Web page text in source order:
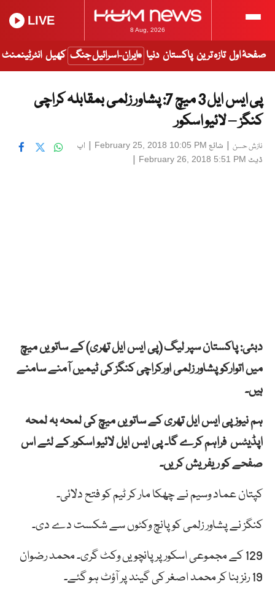
8 Aug, 2026
LIVE
صفحۂ اول تازہ ترین پاکستان دنیا ایران-اسرائیل جنگ کھیل انٹرٹینمنٹ
پی ایس ایل 3 میچ 7: پشاور زلمی بمقابلہ کراچی
کنگز – لائیو اسکور
نازش حسن | شائع February 25, 2018 10:05 PM
| اپ
ڈیٹ February 26, 2018 5:51 PM
|
دبئی: پاکستان سپر لیگ (پی ایس ایل تھری) کے ساتویں میچ
میں اتوارکو پشاور زلمی اورکراچی کنگز کی ٹیمیں آمنے سامنے
ہیں۔
ہم نیوز پی ایس ایل تھری کے ساتویں میچ کی لمحہ بہ لمحہ
اپڈیٹس فراہم کرے گا۔ پی ایس ایل لائیو اسکور کے لئے اس
صفحے کو ریفریش کریں۔
کپتان عماد وسیم نے چھکا مار کر ٹیم کو فتح دلائی۔
کنگز نے پشاور زلمی کو پانچ وکٹوں سے شکست دے دی۔
129 کے مجموعی اسکور پر پانچویں وکٹ گری۔ محمد رضوان
19 رنز بنا کر محمد اصغر کی گیند پر آؤٹ ہو گئے۔